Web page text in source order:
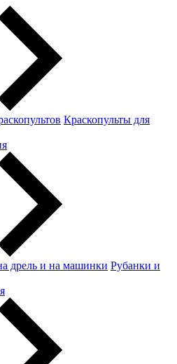
Краскопульты для
дрель и на машинки Рубанки и